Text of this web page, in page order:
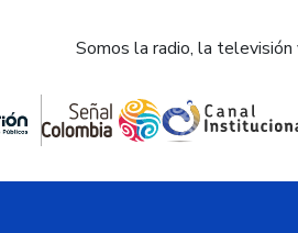
Somos la radio, la